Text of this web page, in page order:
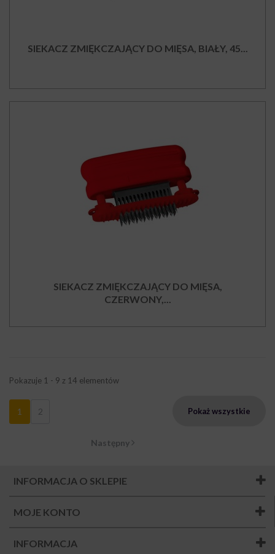
SIEKACZ ZMIĘKCZAJĄCY DO MIĘSA, BIAŁY, 45...
SIEKACZ ZMIĘKCZAJĄCY DO MIĘSA,
CZERWONY,...
Pokaż wszystkie
1 2
Następny
Pokazuje 1 - 9 z 14 elementów
INFORMACJA O SKLEPIE
MOJE KONTO
INFORMACJA